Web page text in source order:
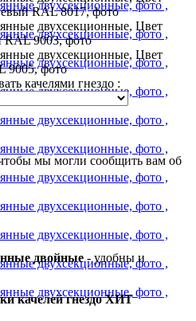
качелями гнездо :
мы могли сообщить вам об
двойные - удобны и
качелей гнездо ХИТ